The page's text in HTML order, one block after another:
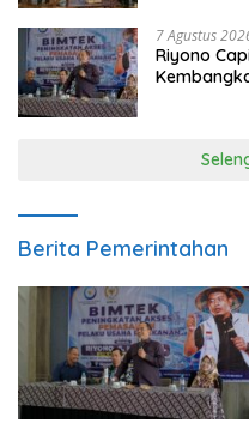
7 Agustus
Riyono
Berita Pemerintahan